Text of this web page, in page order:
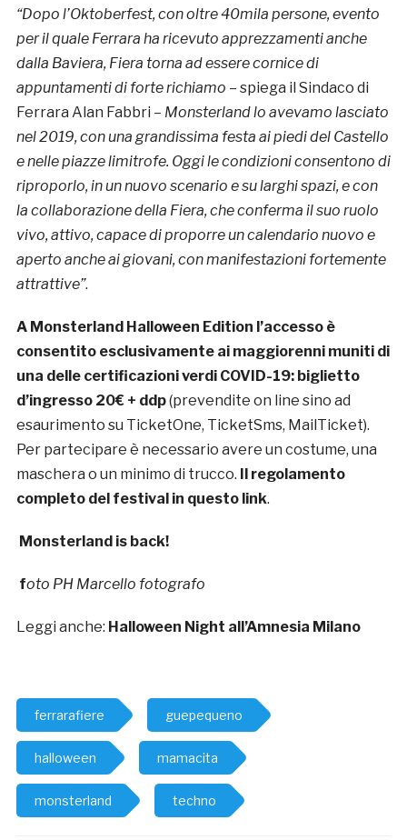
“Dopo l’Oktoberfest, con oltre 40mila persone, evento
per il quale Ferrara ha ricevuto apprezzamenti anche
dalla Baviera, Fiera torna ad essere cornice di
appuntamenti di forte richiamo – spiega il Sindaco di
Ferrara Alan Fabbri – Monsterland lo avevamo lasciato
nel 2019, con una grandissima festa ai piedi del Castello
e nelle piazze limitrofe. Oggi le condizioni consentono di
riproporlo, in un nuovo scenario e su larghi spazi, e con
la collaborazione della Fiera, che conferma il suo ruolo
vivo, attivo, capace di proporre un calendario nuovo e
aperto anche ai giovani, con manifestazioni fortemente
attrattive”.
A Monsterland Halloween Edition l’accesso è
consentito esclusivamente ai maggiorenni muniti di
una delle certificazioni verdi COVID-19: biglietto
d’ingresso 20€ + ddp(prevendite on line sino ad
esaurimento su TicketOne, TicketSms, MailTicket).
Per partecipare è necessario avere un costume, una
maschera o un minimo di trucco.
Il regolamento
completo del festival in questo link.
Monsterland is back!
foto PH Marcello fotografo
Leggi anche: Halloween Night all’Amnesia Milano
ferrarafiere guepequeno
halloween mamacita
monsterland techno